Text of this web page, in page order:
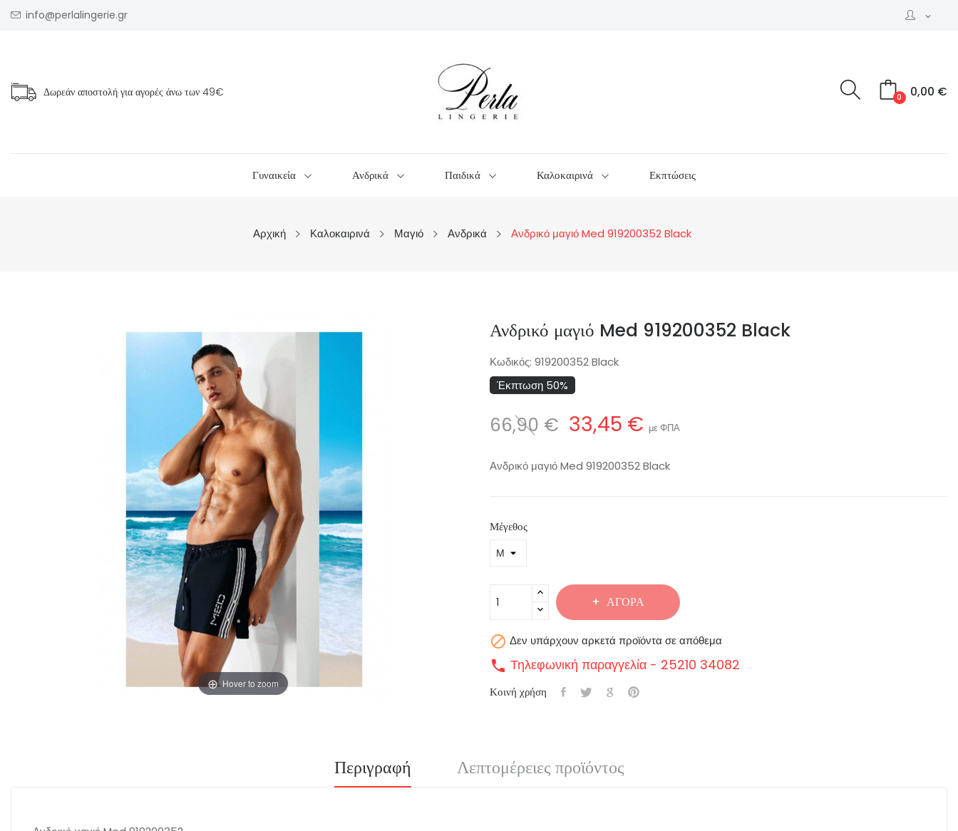
expand_more
info@perlalingerie.gr
Δωρεάν αποστολή για αγορές άνω των 49€ 0,00 €
0
Γυναικεία Ανδρικά Παιδικά Καλοκαιρινά Εκπτώσεις
Αρχική Καλοκαιρινά Μαγιό Ανδρικά Ανδρικό μαγιό Med 919200352 Black
Hover to zoom
Ανδρικό μαγιό Med 919200352 Black
Κωδικός: 919200352 Black
Έκπτωση 50%
66,90 € 33,45 € με ΦΠΑ
Ανδρικό μαγιό Med 919200352 Black
Μέγεθος
ΑΓΟΡΆ
 Δεν υπάρχουν αρκετά προϊόντα σε απόθεμα
call Τηλεφωνική παραγγελία - 25210 34082
Κοινή χρήση
Περιγραφή Λεπτομέρειες προϊόντος